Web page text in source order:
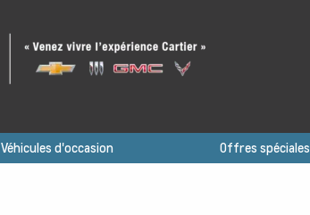
Véhicules d'occasion Offres spéciales